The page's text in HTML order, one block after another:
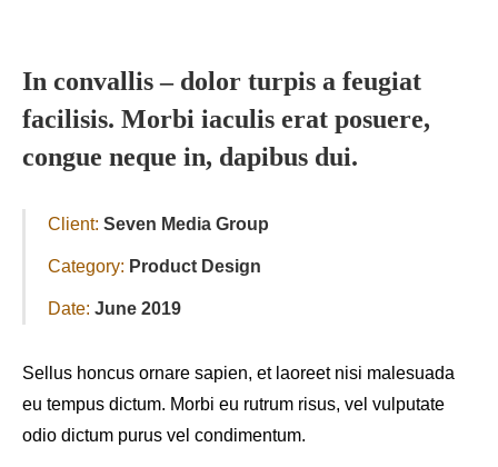
In convallis – dolor turpis a feugiat
facilisis. Morbi iaculis erat posuere,
congue neque in, dapibus dui.
Client: Seven Media Group
Category: Product Design
Date: June 2019
Sellus honcus ornare sapien, et laoreet nisi malesuada
eu tempus dictum. Morbi eu rutrum risus, vel vulputate
odio dictum purus vel condimentum.